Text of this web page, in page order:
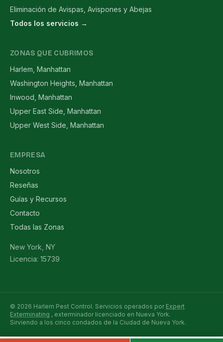
Eliminación de Avispas, Avispones y Abejas
Todos los servicios →
ZONAS QUE CUBRIMOS
Harlem, Manhattan
Washington Heights, Manhattan
Inwood, Manhattan
Upper East Side, Manhattan
Upper West Side, Manhattan
EMPRESA
Nosotros
Reseñas
Guías y Recursos
Contacto
Todas las Zonas
New York, NY
Licencia: 15739
© 2026 Harlem Pest Control. Servicios operados por Expert
Exterminating , exterminador licenciado en Nueva York.
Sirviendo a los cinco condados de la Ciudad de Nueva York.